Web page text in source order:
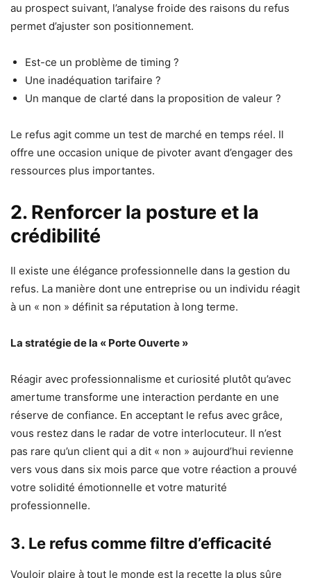
au prospect suivant, l’analyse froide des raisons du refus
permet d’ajuster son positionnement.
Est-ce un problème de timing ?
Une inadéquation tarifaire ?
Un manque de clarté dans la proposition de valeur ?
Le refus agit comme un test de marché en temps réel. Il
offre une occasion unique de pivoter avant d’engager des
ressources plus importantes.
2. Renforcer la posture et la
crédibilité
Il existe une élégance professionnelle dans la gestion du
refus. La manière dont une entreprise ou un individu réagit
à un « non » définit sa réputation à long terme.
La stratégie de la « Porte Ouverte »
Réagir avec professionnalisme et curiosité plutôt qu’avec
amertume transforme une interaction perdante en une
réserve de confiance. En acceptant le refus avec grâce,
vous restez dans le radar de votre interlocuteur. Il n’est
pas rare qu’un client qui a dit « non » aujourd’hui revienne
vers vous dans six mois parce que votre réaction a prouvé
votre solidité émotionnelle et votre maturité
professionnelle.
3. Le refus comme filtre d’efficacité
Vouloir plaire à tout le monde est la recette la plus sûre